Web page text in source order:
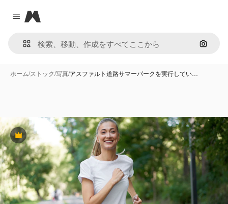
Close menu
Magnific
画像で
ホーム/ストック/写真/アスファルト道路サマーパークを実行してい…
Premium